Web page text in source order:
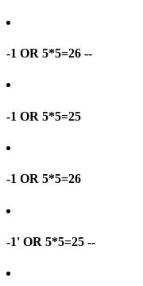
-1 OR 5*5=26 --
-1 OR 5*5=25
-1 OR 5*5=26
-1' OR 5*5=25 --